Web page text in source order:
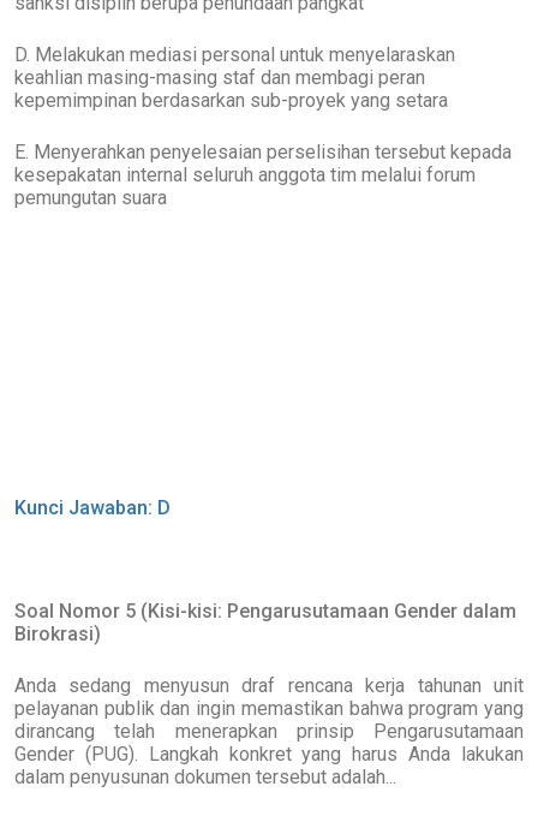
D. Melakukan mediasi personal untuk menyelaraskan
keahlian masing-masing staf dan membagi peran
kepemimpinan berdasarkan sub-proyek yang setara
E. Menyerahkan penyelesaian perselisihan tersebut kepada
kesepakatan internal seluruh anggota tim melalui forum
pemungutan suara
Kunci Jawaban: D
Soal Nomor 5 (Kisi-kisi: Pengarusutamaan Gender dalam
Birokrasi)
Anda sedang menyusun draf rencana kerja tahunan unit
pelayanan publik dan ingin memastikan bahwa program yang
dirancang telah menerapkan prinsip Pengarusutamaan
Gender (PUG). Langkah konkret yang harus Anda lakukan
dalam penyusunan dokumen tersebut adalah...